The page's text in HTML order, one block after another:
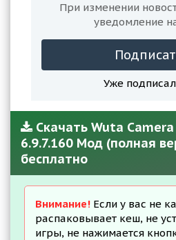
При изменении
уведомление
Уже
Скачать Wuta
6.9.7.160 Мод (полная
бесплатно
Внимание! Если у вас не
распаковывает кеш, не
игры, не нажимается